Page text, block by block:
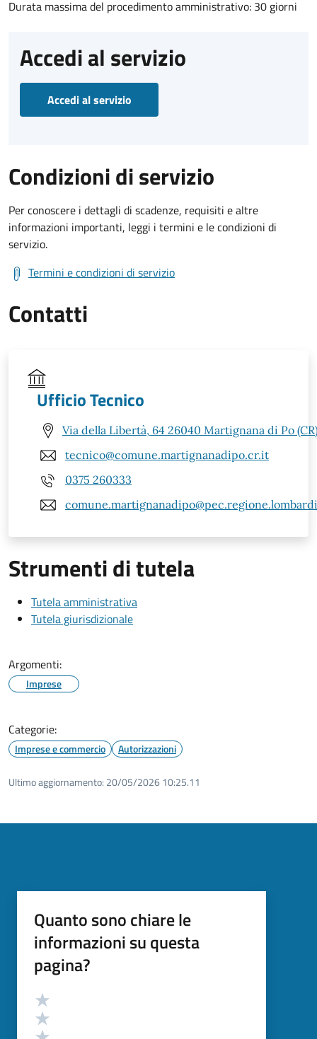
Durata massima del procedimento amministrativo: 30 giorni
Accedi al servizio
Accedi al servizio
Condizioni di servizio
Per conoscere i dettagli di scadenze, requisiti e altre
informazioni importanti, leggi i termini e le condizioni di
servizio.
Termini e condizioni di servizio
Contatti
Ufficio Tecnico
Via della Libertà, 64 26040 Martignana di Po
tecnico@comune.martignanadipo.cr.it
0375 260333
Strumenti di tutela
Tutela amministrativa
Tutela giurisdizionale
Argomenti:
Imprese
Categorie:
Imprese e commercio Autorizzazioni
Ultimo aggiornamento: 20/05/2026 10:25.11
Quanto sono chiare le
informazioni su questa
pagina?
Valutazione